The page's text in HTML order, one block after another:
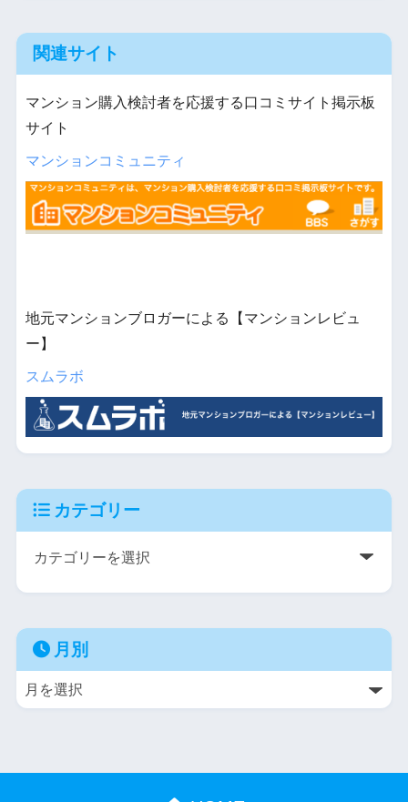
関連サイト
マンション購入検討者を応援する口コミサイト掲示板
サイト
マンションコミュニティ
地元マンションブロガーによる【マンションレビュ
ー】
スムラボ
カテゴリー
月別